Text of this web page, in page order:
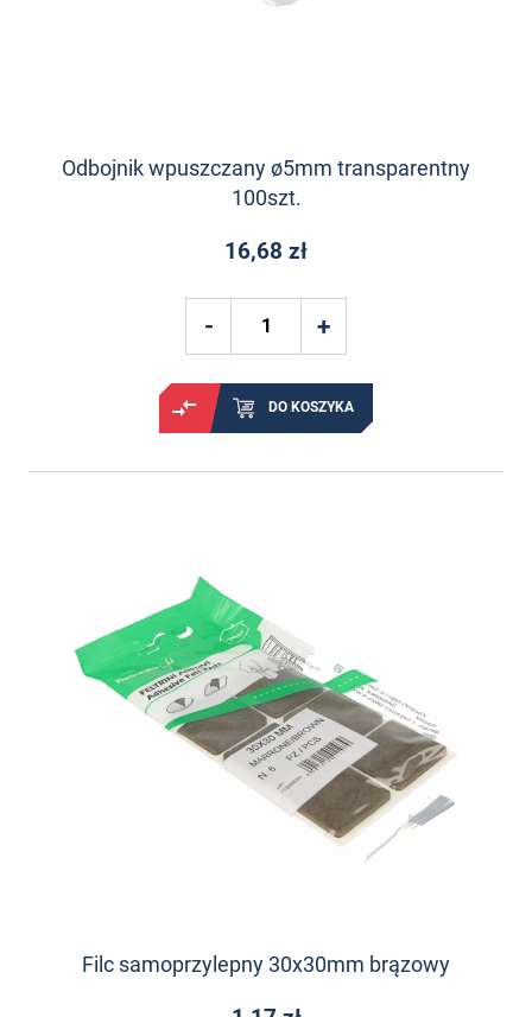
Odbojnik wpuszczany ø5mm transparentny
100szt.
16,68 zł
DO KOSZYKA
Filc samoprzylepny 30x30mm brązowy